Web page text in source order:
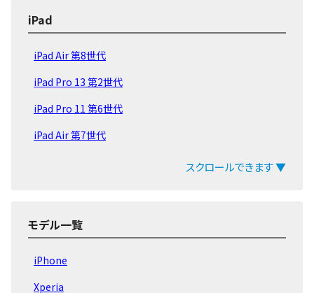
iPad
iPad Air 第8世代
iPad Pro 13 第2世代
iPad Pro 11 第6世代
iPad Air 第7世代
iPad Pro 11 第5世代
iPad Air 第6世代
スクロールできます ▼
モデル一覧
iPhone
Xperia